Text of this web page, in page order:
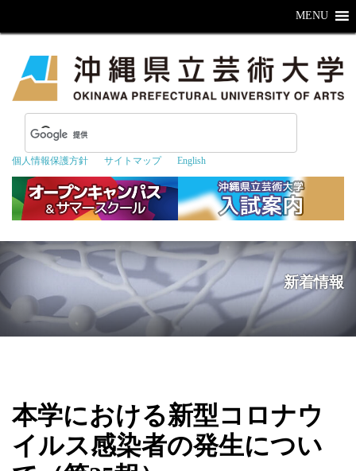
個人情報保護方針 サイトマップ English
MENU
新着情報
本学における新型コロナウ
イルス感染者の発生につい